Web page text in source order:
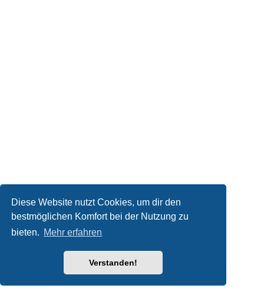
Diese Website nutzt Cookies, um dir den
bestmöglichen Komfort bei der Nutzung zu
bieten. Mehr erfahren
Verstanden!